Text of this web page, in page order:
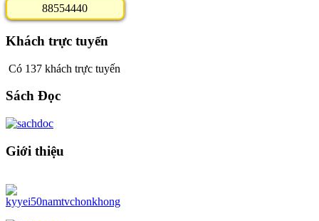
88554440
Khách trực tuyến
Có 137 khách trực tuyến
Sách Đọc
Giới thiệu